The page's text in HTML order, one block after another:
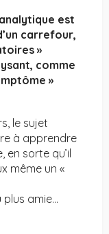
est
carrefour,
»
comme
»
le sujet
à apprendre
en sorte qu’il
même un «
plus amie…